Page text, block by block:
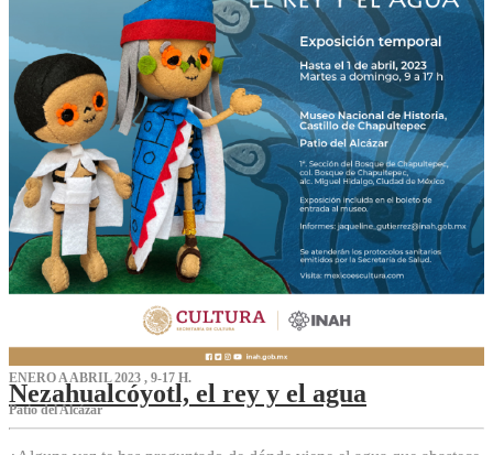
ENERO A ABRIL 2023 , 9-17 H.
Nezahualcóyotl, el rey y el agua
Patio del Alcázar